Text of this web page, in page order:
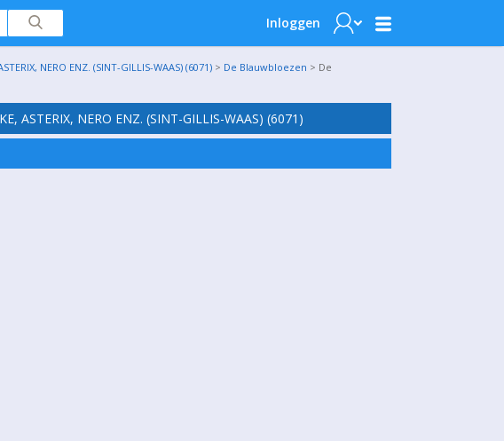
Inloggen
NERO ENZ. (SINT-GILLIS-WAAS) (6071) > De Blauwbloezen > De
ASTERIX, NERO ENZ. (SINT-GILLIS-WAAS) (6071)